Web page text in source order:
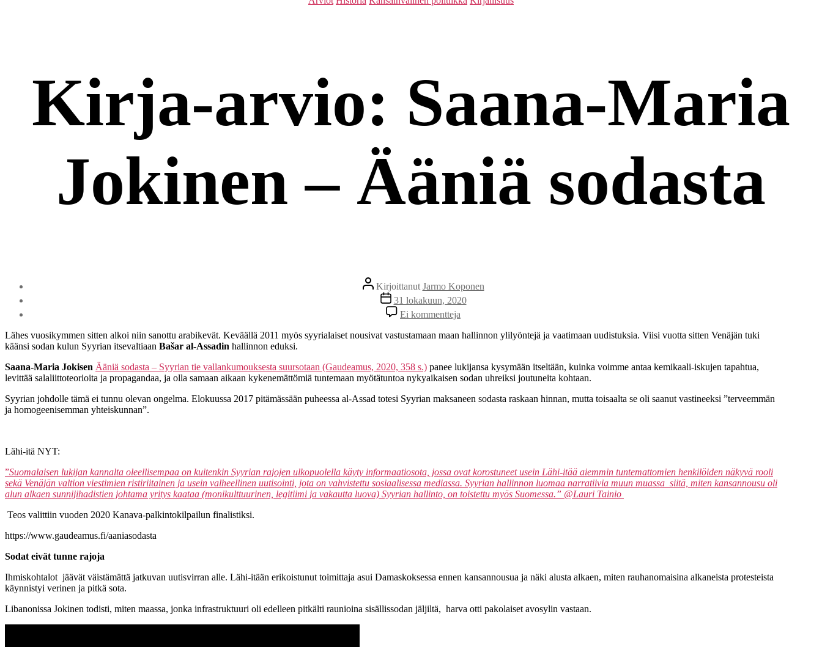
Kirja-arvio: Saana-Maria
Jokinen – Ääniä sodasta
Kirjoittaja
Kirjoittanut Jarmo Koponen
Julkaisupäivämäärä
31 lokakuun, 2020
Ei kommentteja
Kirja-
arvio:
Jokinen
–
sodasta
Lähes vuosikymmen sitten alkoi niin sanottu arabikevät. Keväällä 2011 myös syyrialaiset nousivat vastustamaan maan hallinnon ylilyöntejä ja vaatimaan uudistuksia. Viisi vuotta sitten Venäjän tuki
käänsi sodan kulun Syyrian itsevaltiaan Bašar al-Assadin hallinnon eduksi.
Saana-Maria Jokisen Ääniä sodasta – Syyrian tie vallankumouksesta suursotaan (Gaudeamus, 2020, 358 s.) panee lukijansa kysymään itseltään, kuinka voimme antaa kemikaali-iskujen tapahtua,
levittää salaliittoteorioita ja propagandaa, ja olla samaan aikaan kykenemättömiä tuntemaan myötätuntoa nykyaikaisen sodan uhreiksi joutuneita kohtaan.
Syyrian johdolle tämä ei tunnu olevan ongelma. Elokuussa 2017 pitämässään puheessa al-Assad totesi Syyrian maksaneen sodasta raskaan hinnan, mutta toisaalta se oli saanut vastineeksi ”terveemmän
ja homogeenisemman yhteiskunnan”.
Lähi-itä NYT:
”Suomalaisen lukijan kannalta oleellisempaa on kuitenkin Syyrian rajojen ulkopuolella käyty informaatiosota, jossa ovat korostuneet usein Lähi-itää aiemmin tuntemattomien henkilöiden näkyvä rooli
sekä Venäjän valtion viestimien ristiriitainen ja usein valheellinen uutisointi, jota on vahvistettu sosiaalisessa mediassa. Syyrian hallinnon luomaa narratiivia muun muassa siitä, miten kansannousu oli
alun alkaen sunnijihadistien johtama yritys kaataa (monikulttuurinen, legitiimi ja vakautta luova) Syyrian hallinto, on toistettu myös Suomessa.” @Lauri Tainio
Teos valittiin vuoden 2020 Kanava-palkintokilpailun finalistiksi.
https://www.gaudeamus.fi/aaniasodasta
Sodat eivät tunne rajoja
Ihmiskohtalot jäävät väistämättä jatkuvan uutisvirran alle. Lähi-itään erikoistunut toimittaja asui Damaskoksessa ennen kansannousua ja näki alusta alkaen, miten rauhanomaisina alkaneista protesteista
käynnistyi verinen ja pitkä sota.
Libanonissa Jokinen todisti, miten maassa, jonka infrastruktuuri oli edelleen pitkälti raunioina sisällissodan jäljiltä, harva otti pakolaiset avosylin vastaan.